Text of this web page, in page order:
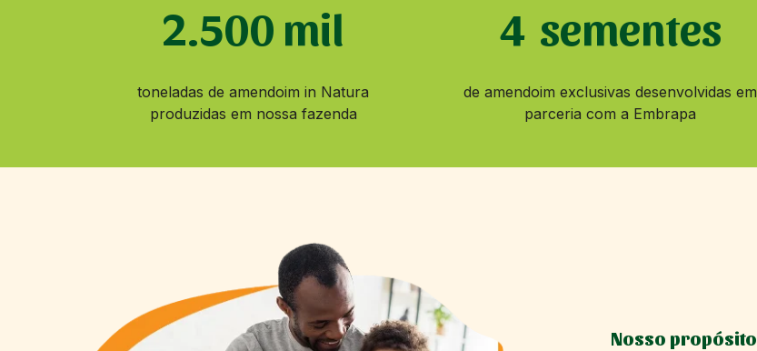
.500 mil
toneladas de amendoim in Natura
produzidas em nossa fazenda
sementes
de amendoim exclusivas desenvolvidas em
parceria com a Embrapa
Nosso propósito